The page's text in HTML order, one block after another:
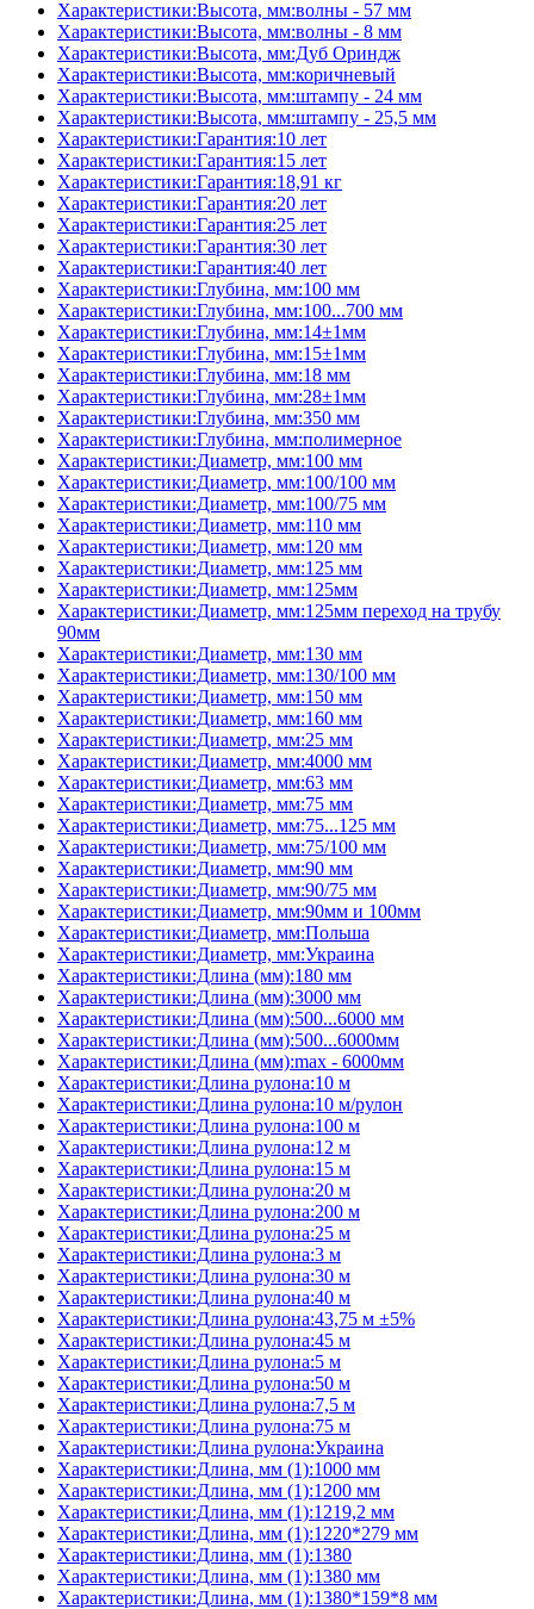
Характеристики:Высота, мм:волны - 57 мм
Характеристики:Высота, мм:волны - 8 мм
Характеристики:Высота, мм:Дуб Ориндж
Характеристики:Высота, мм:коричневый
Характеристики:Высота, мм:штампу - 24 мм
Характеристики:Высота, мм:штампу - 25,5 мм
Характеристики:Гарантия:10 лет
Характеристики:Гарантия:15 лет
Характеристики:Гарантия:18,91 кг
Характеристики:Гарантия:20 лет
Характеристики:Гарантия:25 лет
Характеристики:Гарантия:30 лет
Характеристики:Гарантия:40 лет
Характеристики:Глубина, мм:100 мм
Характеристики:Глубина, мм:100...700 мм
Характеристики:Глубина, мм:14±1мм
Характеристики:Глубина, мм:15±1мм
Характеристики:Глубина, мм:18 мм
Характеристики:Глубина, мм:28±1мм
Характеристики:Глубина, мм:350 мм
Характеристики:Глубина, мм:полимерное
Характеристики:Диаметр, мм:100 мм
Характеристики:Диаметр, мм:100/100 мм
Характеристики:Диаметр, мм:100/75 мм
Характеристики:Диаметр, мм:110 мм
Характеристики:Диаметр, мм:120 мм
Характеристики:Диаметр, мм:125 мм
Характеристики:Диаметр, мм:125мм
Характеристики:Диаметр, мм:125мм переход на трубу
90мм
Характеристики:Диаметр, мм:130 мм
Характеристики:Диаметр, мм:130/100 мм
Характеристики:Диаметр, мм:150 мм
Характеристики:Диаметр, мм:160 мм
Характеристики:Диаметр, мм:25 мм
Характеристики:Диаметр, мм:4000 мм
Характеристики:Диаметр, мм:63 мм
Характеристики:Диаметр, мм:75 мм
Характеристики:Диаметр, мм:75...125 мм
Характеристики:Диаметр, мм:75/100 мм
Характеристики:Диаметр, мм:90 мм
Характеристики:Диаметр, мм:90/75 мм
Характеристики:Диаметр, мм:90мм и 100мм
Характеристики:Диаметр, мм:Польша
Характеристики:Диаметр, мм:Украина
Характеристики:Длина (мм):180 мм
Характеристики:Длина (мм):3000 мм
Характеристики:Длина (мм):500...6000 мм
Характеристики:Длина (мм):500...6000мм
Характеристики:Длина (мм):max - 6000мм
Характеристики:Длина рулона:10 м
Характеристики:Длина рулона:10 м/рулон
Характеристики:Длина рулона:100 м
Характеристики:Длина рулона:12 м
Характеристики:Длина рулона:15 м
Характеристики:Длина рулона:20 м
Характеристики:Длина рулона:200 м
Характеристики:Длина рулона:25 м
Характеристики:Длина рулона:3 м
Характеристики:Длина рулона:30 м
Характеристики:Длина рулона:40 м
Характеристики:Длина рулона:43,75 м ±5%
Характеристики:Длина рулона:45 м
Характеристики:Длина рулона:5 м
Характеристики:Длина рулона:50 м
Характеристики:Длина рулона:7,5 м
Характеристики:Длина рулона:75 м
Характеристики:Длина рулона:Украина
Характеристики:Длина, мм (1):1000 мм
Характеристики:Длина, мм (1):1200 мм
Характеристики:Длина, мм (1):1219,2 мм
Характеристики:Длина, мм (1):1220*279 мм
Характеристики:Длина, мм (1):1380
Характеристики:Длина, мм (1):1380 мм
Характеристики:Длина, мм (1):1380*159*8 мм